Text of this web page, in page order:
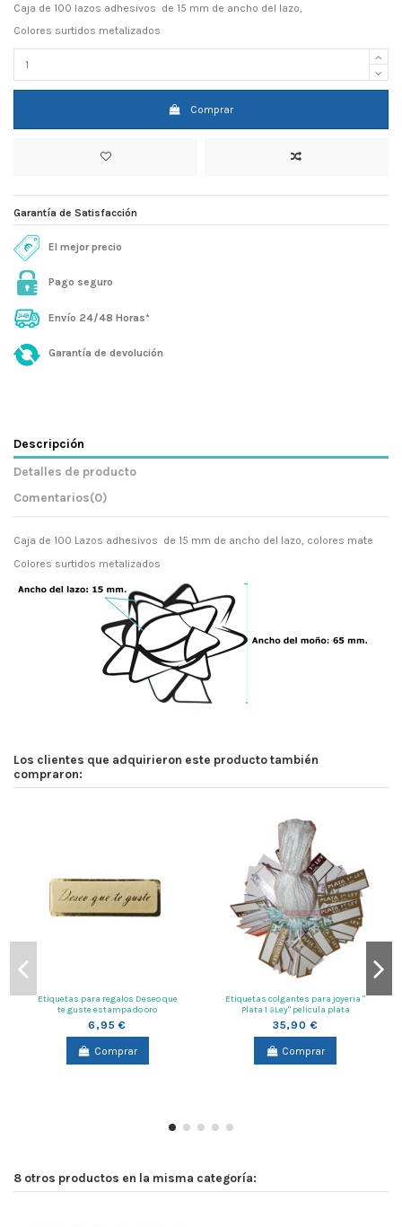
Caja de 100 lazos adhesivos de 15 mm de ancho del lazo,
Colores surtidos metalizados
Comprar
Garantía de Satisfacción
El mejor precio
Pago seguro
Envío 24/48 Horas*
Garantía de devolución
Descripción
Detalles de producto
Comentarios(0)
Caja de 100 Lazos adhesivos de 15 mm de ancho del lazo, colores mate
Colores surtidos metalizados
Los clientes que adquirieron este producto también
compraron:
Etiquetas para regalos Deseo que
te guste estampado oro
6,95 €
Comprar
Etiquetas colgantes para joyeria "
Plata 1 ªLey" pelicula plata
35,90 €
Comprar
8 otros productos en la misma categoría: